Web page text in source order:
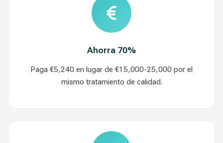
Ahorra 70%
Paga €5,240 en lugar de €15,000-25,000 por el
mismo tratamiento de calidad.